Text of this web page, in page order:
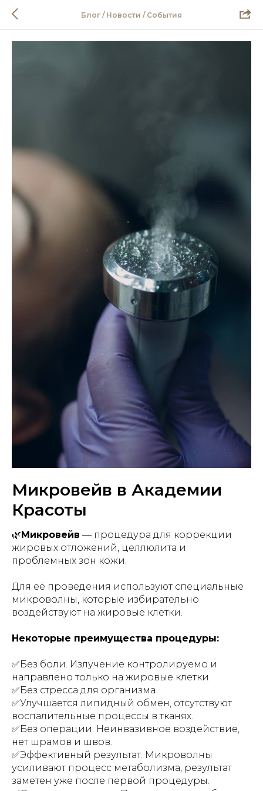
Блог / Новости / События
Микровейв в Академии
Красоты
🌿 Микровейв — процедура для коррекции
жировых отложений, целлюлита и
проблемных зон кожи.
Для её проведения используют специальные
микроволны, которые избирательно
воздействуют на жировые клетки.
Некоторые преимущества процедуры:
✅Без боли. Излучение контролируемо и
направлено только на жировые клетки.
✅Без стресса для организма.
✅Улучшается липидный обмен, отсутствуют
воспалительные процессы в тканях.
✅Без операции. Неинвазивное воздействие,
нет шрамов и швов.
✅Эффективный результат. Микроволны
усиливают процесс метаболизма, результат
заметен уже после первой процедуры.